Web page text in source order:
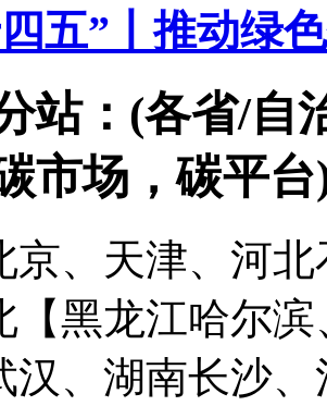
五”丨推动绿
站：(各省/自
市场，碳平台
京、天津、河
【黑龙江哈尔
汉、湖南长沙